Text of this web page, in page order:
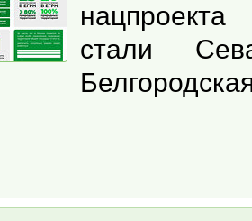
стали